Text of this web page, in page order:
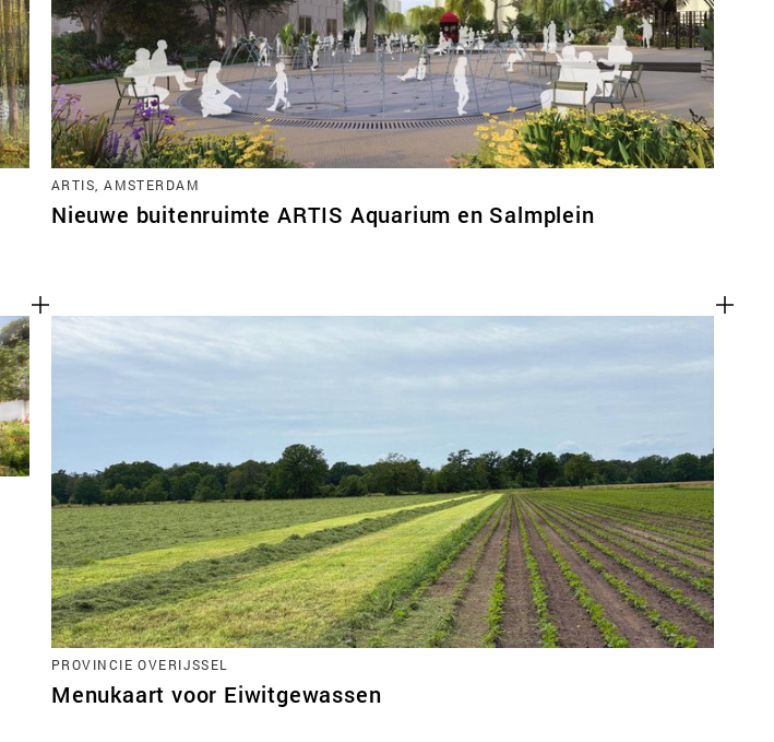
ARTIS, AMSTERDAM
Nieuwe buitenruimte ARTIS Aquarium en Salmplein
PROVINCIE OVERIJSSEL
Menukaart voor Eiwitgewassen